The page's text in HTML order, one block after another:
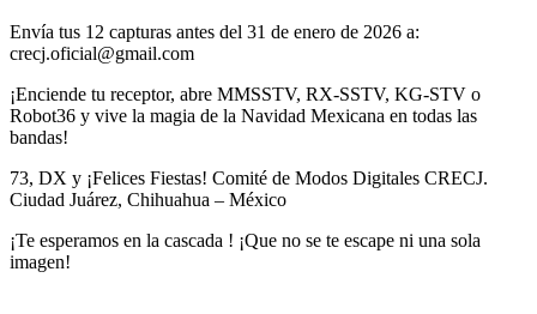
Envía tus 12 capturas antes del 31 de enero de 2026 a:
crecj.oficial@gmail.com
¡Enciende tu receptor, abre MMSSTV, RX-SSTV, KG-STV o
Robot36 y vive la magia de la Navidad Mexicana en todas las
bandas!
73, DX y ¡Felices Fiestas! Comité de Modos Digitales CRECJ.
Ciudad Juárez, Chihuahua – México
¡Te esperamos en la cascada ! ¡Que no se te escape ni una sola
imagen!